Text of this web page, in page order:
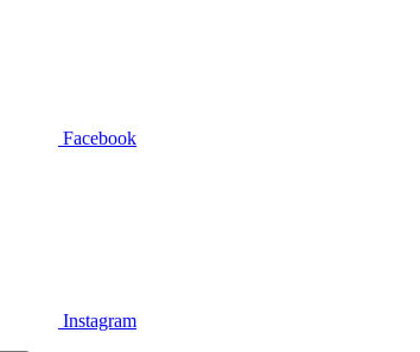
Facebook
Instagram